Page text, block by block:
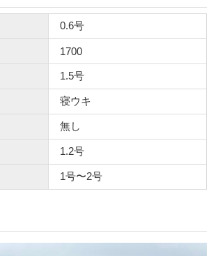
0.6号
1700
1.5号
寝ウキ
無し
1.2号
1号〜2号